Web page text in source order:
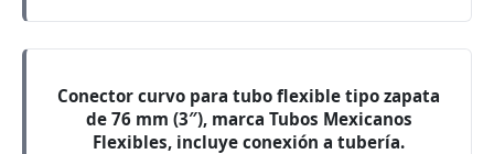
Conector curvo para tubo flexible tipo zapata
de 76 mm (3″), marca Tubos Mexicanos
Flexibles, incluye conexión a tubería.